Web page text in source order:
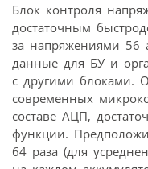
Блок контроля
достаточным
за напряжениями 56
данные для БУ и
с другими блоками.
современных
составе АЦП,
функции.
64 раза (для